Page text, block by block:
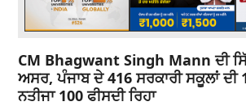
CM Bhagwant Singh Mann ਦੀ
ਅਸਰ, ਪੰਜਾਬ ਦੇ 416 ਸਰਕਾਰੀ ਸਕੂਲਾਂ ਦੀ
ਨਤੀਜਾ 100 ਫੀਸਦੀ ਰਿਹਾ